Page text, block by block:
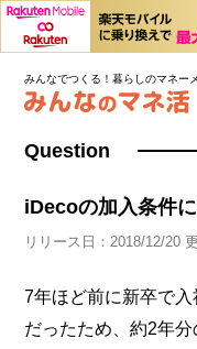
みんなでつくる！暮らしのマネー
Question
iDecoの加入条件
リリース日：2018/12/20
7年ほど前に新卒で
だったため、約2年